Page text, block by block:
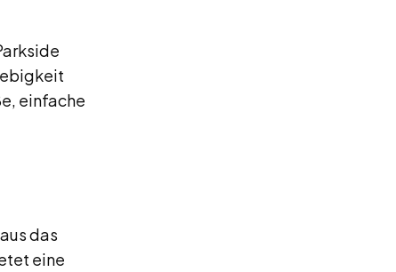
einfache
das
eine